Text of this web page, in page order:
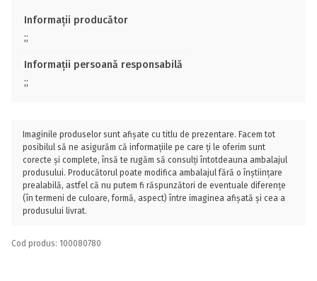
Informații producător
;;
Informații persoană responsabilă
;;
Imaginile produselor sunt afișate cu titlu de prezentare. Facem tot
posibilul să ne asigurăm că informațiile pe care ți le oferim sunt
corecte și complete, însă te rugăm să consulți întotdeauna ambalajul
produsului. Producătorul poate modifica ambalajul fără o înștiințare
prealabilă, astfel că nu putem fi răspunzători de eventuale diferențe
(în termeni de culoare, formă, aspect) între imaginea afișată și cea a
produsului livrat.
Cod produs: 100080780